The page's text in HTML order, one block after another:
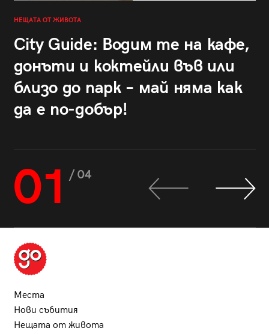
НЕЩАТА ОТ ЖИВОТА
City Guide: Водим те на кафе,
донъти и коктейли във или
близо до парк – май няма как
да е по-добър!
01 / 04
Места
Нови събития
Нещата от живота